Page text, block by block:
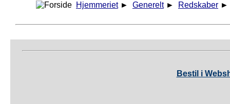
Hjemmeriet ► Generelt ► Redskaber ►
Bestil i